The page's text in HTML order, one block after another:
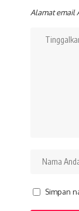
Alamat email
Simpan